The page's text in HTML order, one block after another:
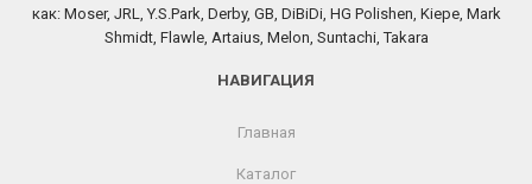
как: Moser, JRL, Y.S.Park, Derby, GB, DiBiDi, HG Polishen, Kiepe, Mark
Shmidt, Flawle, Artaius, Melon, Suntachi, Takara
НАВИГАЦИЯ
Главная
Каталог